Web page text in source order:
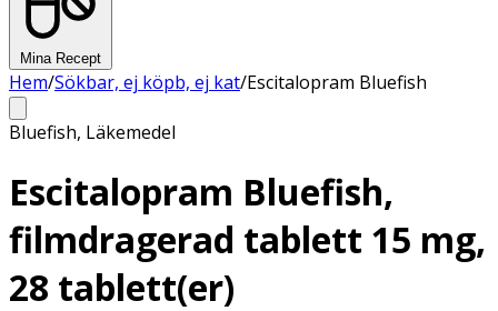
Mina Recept
Hem/Sökbar, ej köpb, ej kat/Escitalopram Bluefish
Bluefish, Läkemedel
Escitalopram Bluefish,
filmdragerad tablett 15 mg,
28 tablett(er)